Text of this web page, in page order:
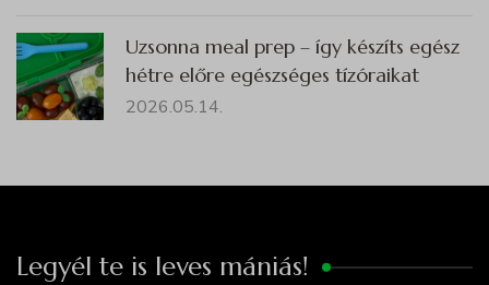
Uzsonna meal prep – így készíts egész
hétre előre egészséges tízóraikat
2026.05.14.
Legyél te is leves mániás!